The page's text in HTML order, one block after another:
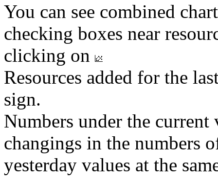
You can see combined
checking boxes near
clicking on
Resources added for the
sign.
Numbers under the
changings in the numbers
yesterday values at the